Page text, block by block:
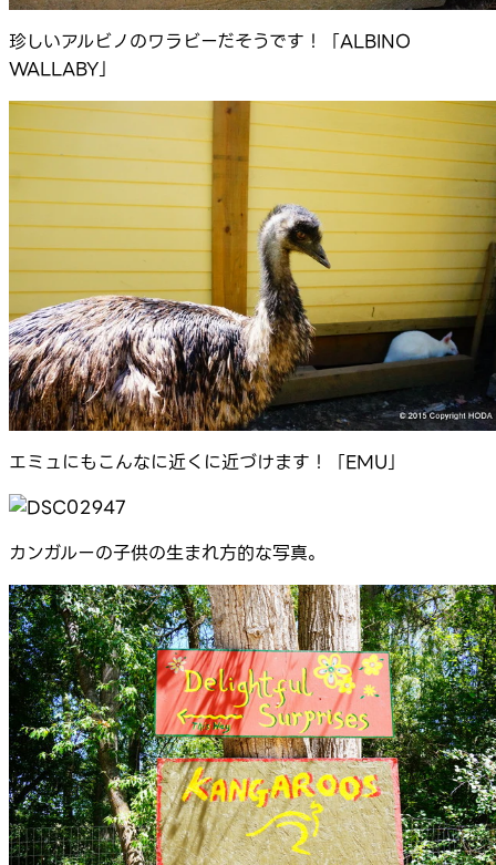
珍しいアルビノのワラビーだそうです！「ALBINO
WALLABY」
エミュにもこんなに近くに近づけます！「EMU」
カンガルーの子供の生まれ方的な写真。